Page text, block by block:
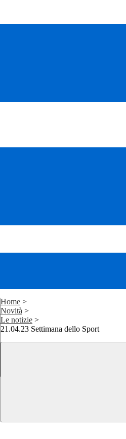
Home >
Novità >
Le notizie >
21.04.23 Settimana dello Sport